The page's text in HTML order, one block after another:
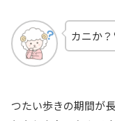
カニか？
つたい歩きの期間が